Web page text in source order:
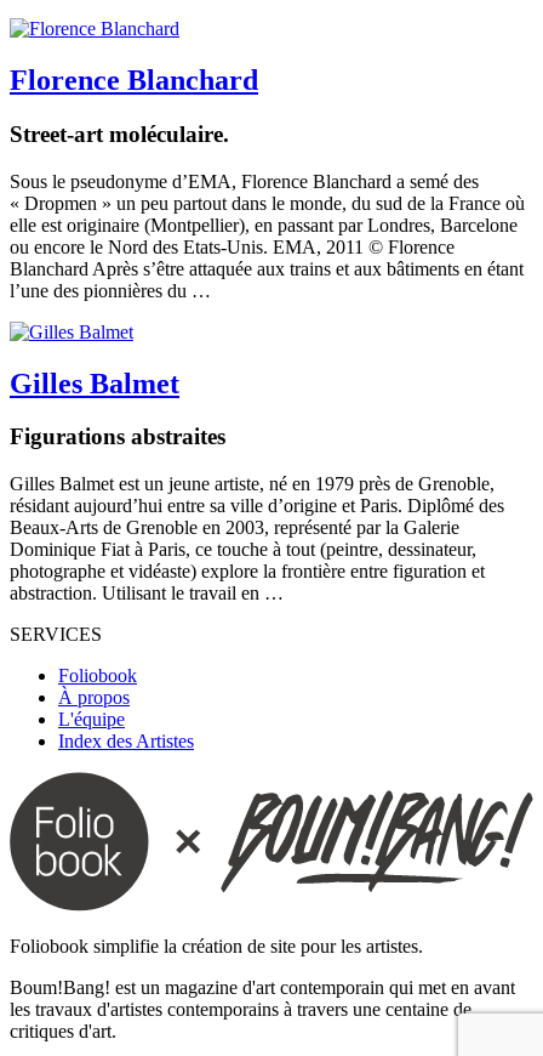
Florence Blanchard
Street-art moléculaire.
Sous le pseudonyme d’EMA, Florence Blanchard a semé des
« Dropmen » un peu partout dans le monde, du sud de la France où
elle est originaire (Montpellier), en passant par Londres, Barcelone
ou encore le Nord des Etats-Unis. EMA, 2011 © Florence
Blanchard Après s’être attaquée aux trains et aux bâtiments en étant
l’une des pionnières du …
Gilles Balmet
Figurations abstraites
Gilles Balmet est un jeune artiste, né en 1979 près de Grenoble,
résidant aujourd’hui entre sa ville d’origine et Paris. Diplômé des
Beaux-Arts de Grenoble en 2003, représenté par la Galerie
Dominique Fiat à Paris, ce touche à tout (peintre, dessinateur,
photographe et vidéaste) explore la frontière entre figuration et
abstraction. Utilisant le travail en …
SERVICES
Foliobook
À propos
L'équipe
Index des Artistes
Foliobook simplifie la création de site pour les artistes.
Boum!Bang! est un magazine d'art contemporain qui met en avant
les travaux d'artistes contemporains à travers une centaine de
critiques d'art.